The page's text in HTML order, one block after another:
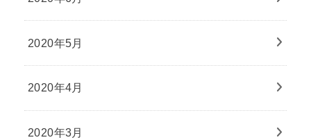
2020年5月
2020年4月
2020年3月